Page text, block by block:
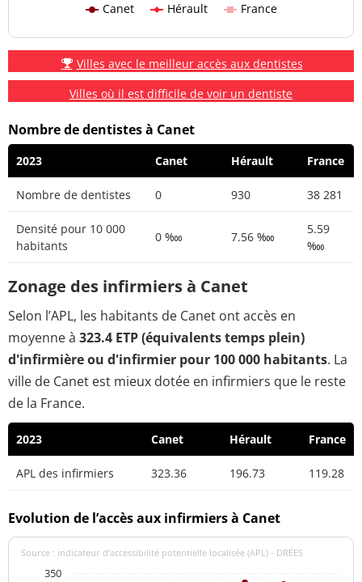
Canet Hérault France
Villes avec le meilleur accès aux dentistes
Villes où il est difficile de voir un dentiste
Nombre de dentistes à Canet
2023 Canet Hérault France
Nombre de dentistes 0 930 38 281
Densité pour 10 000
habitants
0 ‱ 7.56 ‱
5.59
‱
Zonage des infirmiers à Canet
Selon l’APL, les habitants de Canet ont accès en
moyenne à 323.4 ETP (équivalents temps plein)
d'infirmière ou d'infirmier pour 100 000 habitants. La
ville de Canet est mieux dotée en infirmiers que le reste
de la France.
2023 Canet Hérault France
APL des infirmiers 323.36 196.73 119.28
Evolution de l’accès aux infirmiers à Canet
Source : indicateur d’accessibilité potentielle localisée (APL) - DREES
350